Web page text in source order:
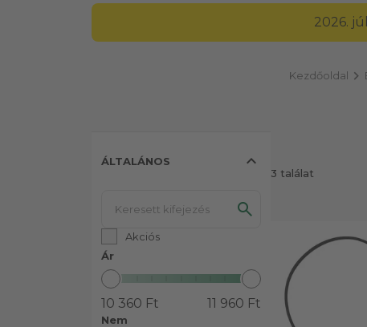
2026.
Kezdőoldal chevron_right
3 találat
ÁLTALÁNOS expand_less
Akciós
Ár
10 360 Ft 11 960 Ft
Nem